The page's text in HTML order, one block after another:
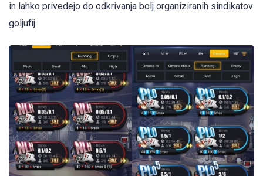
in lahko privedejo do odkrivanja bolj organiziranih sindikatov
goljufij.